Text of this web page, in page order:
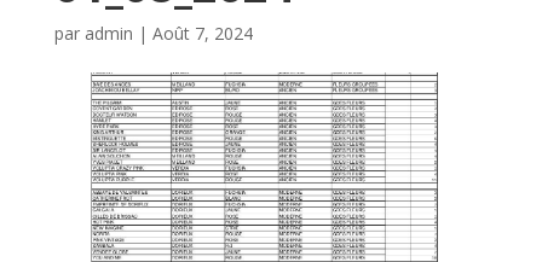
par admin | Août 7, 2024